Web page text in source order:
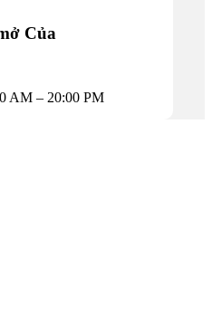
Của
AM – 20:00 PM